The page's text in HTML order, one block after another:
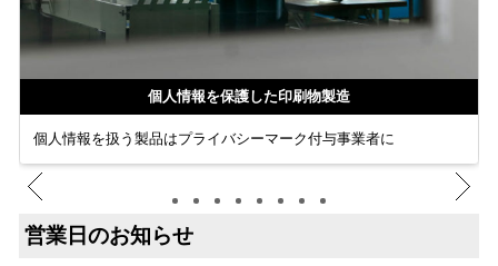
個人情報を保護した印刷物製造
個人情報を扱う製品はプライバシーマーク付与事業者に
営業日のお知らせ